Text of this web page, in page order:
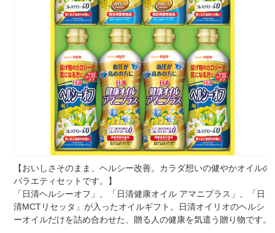
【おいしさそのまま、ヘルシー改善。カラダ想いの健やかオイルの
バラエティセットです。】
「日清ヘルシーオフ」、「日清健康オイル アマニプラス」、「日
清MCTリセッタ」が入ったオイルギフト。日清オイリオのヘルシ
ーオイルだけを詰め合わせた、贈る人の健康を気遣う贈り物です。